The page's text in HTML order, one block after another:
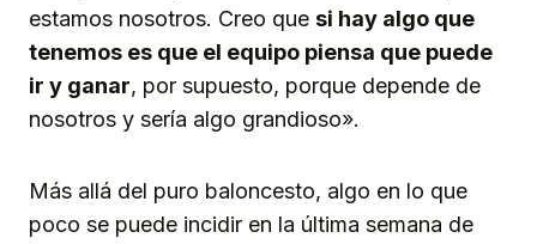
estamos nosotros. Creo que si hay algo que
tenemos es que el equipo piensa que puede
ir y ganar, por supuesto, porque depende de
nosotros y sería algo grandioso».
Más allá del puro baloncesto, algo en lo que
poco se puede incidir en la última semana de